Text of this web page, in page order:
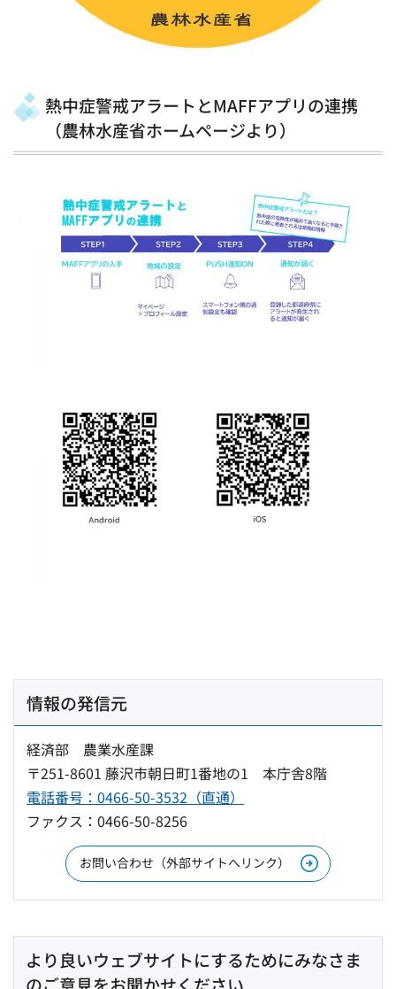
熱中症警戒アラートとMAFFアプリの連携
（農林水産省ホームページより）
情報の発信元
経済部 農業水産課
〒251-8601 藤沢市朝日町1番地の1 本庁舎8階
電話番号：0466-50-3532（直通）
ファクス：0466-50-8256
お問い合わせ（外部サイトへリンク）
より良いウェブサイトにするためにみなさま
のご意見をお聞かせください